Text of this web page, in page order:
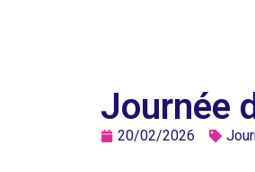
Journée
20/02/2026